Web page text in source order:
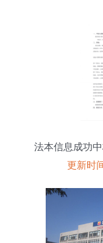
法本信息成功
更新时